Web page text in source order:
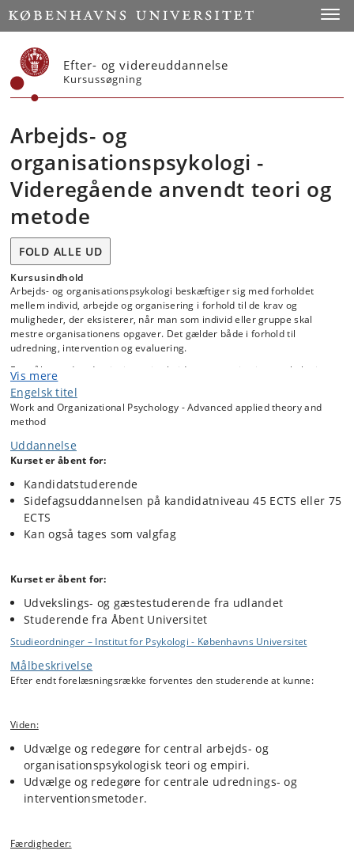
Start
Efter- og videreuddannelse
Kursussøgning
Arbejds- og
organisationspsykologi -
Videregående anvendt teori og
metode
FOLD ALLE UD
Kursusindhold
Arbejds- og organisationspsykologi beskæftiger sig med forholdet
mellem individ, arbejde og organisering i forhold til de krav og
muligheder, der eksisterer, når man som individ eller gruppe skal
mestre organisationens opgaver. Det gælder både i forhold til
udredning, intervention og evaluering.
Formålet med undervisningen i arbejds- og organisationspsykologi er
at give en videregående indføring i teori og praksisformer indenfor tre
hovedområder: 1) psykosocialt arbejdsmiljø og det danske system, 2)
interventioner og organisationsforandringer, og 3) ledelse, motivation
og performance. De studerende vil således blive i stand til at
reflektere over arbejds- og organisationspsykologiske
problemstillinger, mulige tiltag, samt deres respektive styrker og
Forelæsningsrækken vil betone forholdet mellem teori og praksis
indenfor de nævnte hovedområder. Dette vil ske via forelæsninger der
afholdes af både forskere og praktikere, samt via forelæsningernes
anvendelse af casemateriale og praktiske øvelser.
forhold til interventioner og praksisanvendelse.
Vis mere
Engelsk titel
Work and Organizational Psychology - Advanced applied theory and
method
Uddannelse
Kurset er åbent for:
Kandidatstuderende
Sidefagsuddannelsen på kandidatniveau 45 ECTS eller 75
ECTS
Kan også tages som valgfag
Kurset er åbent for:
Udvekslings- og gæstestuderende fra udlandet
Studerende fra Åbent Universitet
Studieordninger – Institut for Psykologi - Københavns Universitet
Målbeskrivelse
Efter endt forelæsningsrække forventes den studerende at kunne:
Viden:
Udvælge og redegøre for central arbejds- og
organisationspsykologisk teori og empiri.
Udvælge og redegøre for centrale udrednings- og
interventionsmetoder.
Færdigheder: